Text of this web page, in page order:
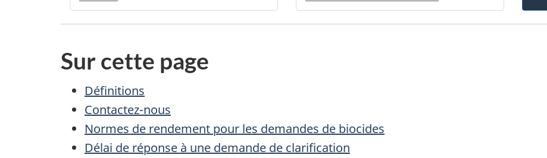
Sur cette page
Définitions
Contactez-nous
Normes de rendement pour les demandes de biocides
Délai de réponse à une demande de clarification